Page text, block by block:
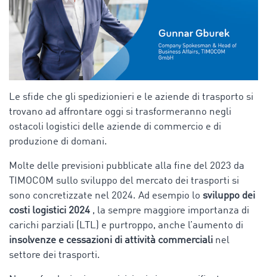
Le sfide che gli spedizionieri e le aziende di trasporto si
trovano ad affrontare oggi si trasformeranno negli
ostacoli logistici delle aziende di commercio e di
produzione di domani.
Molte delle previsioni pubblicate alla fine del 2023 da
TIMOCOM sullo sviluppo del mercato dei trasporti si
sono concretizzate nel 2024. Ad esempio lo sviluppo dei
costi logistici 2024 , la sempre maggiore importanza di
carichi parziali (LTL) e purtroppo, anche l’aumento di
insolvenze e cessazioni di attività commerciali nel
settore dei trasporti.